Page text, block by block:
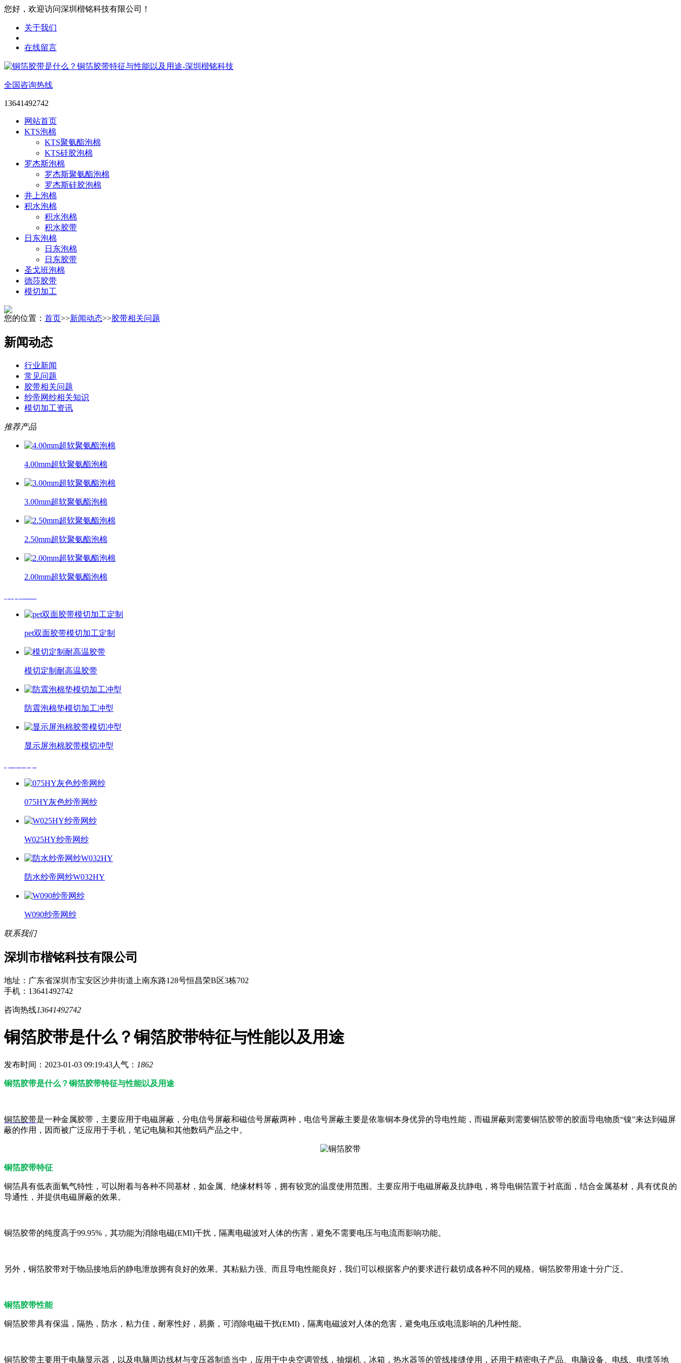
您好，欢迎访问深圳楷铭科技有限公司！
关于我们
在线留言
全国咨询热线
13641492742
网站首页
KTS泡棉
KTS聚氨酯泡棉
KTS硅胶泡棉
罗杰斯泡棉
罗杰斯聚氨酯泡棉
罗杰斯硅胶泡棉
井上泡棉
积水泡棉
积水泡棉
积水胶带
日东泡棉
日东泡棉
日东胶带
圣戈班泡棉
德莎胶带
模切加工
您的位置： 首页>>新闻动态>>胶带相关问题
新闻动态
行业新闻
常见问题
胶带相关问题
纱帝网纱相关知识
模切加工资讯
推荐产品
4.00mm超软聚氨酯泡棉
3.00mm超软聚氨酯泡棉
2.50mm超软聚氨酯泡棉
2.00mm超软聚氨酯泡棉
pet双面胶带模切加工定制
模切定制耐高温胶带
防震泡棉垫模切加工冲型
显示屏泡棉胶带模切冲型
075HY灰色纱帝网纱
W025HY纱帝网纱
防水纱帝网纱W032HY
W090纱帝网纱
联系我们
深圳市楷铭科技有限公司
地址：广东省深圳市宝安区沙井街道上南东路128号恒昌荣B区3栋702
手机：13641492742
咨询热线13641492742
铜箔胶带是什么？铜箔胶带特征与性能以及用途
发布时间：2023-01-03 09:19:43人气： 1862
铜箔胶带是什么？铜箔胶带特征与性能以及用途
铜箔胶带是一种金属胶带，主要应用于电磁屏蔽，分电信号屏蔽和磁信号屏蔽两种，电信号屏蔽主要是依靠铜本身优异的导电性能，而磁屏蔽则需要铜箔胶带的胶面导电物质“镍”来达到磁屏
蔽的作用，因而被广泛应用于手机，笔记电脑和其他数码产品之中。
铜箔胶带特征
铜箔具有低表面氧气特性，可以附着与各种不同基材，如金属、绝缘材料等，拥有较宽的温度使用范围。主要应用于电磁屏蔽及抗静电，将导电铜箔置于衬底面，结合金属基材，具有优良的
导通性，并提供电磁屏蔽的效果。
铜箔胶带的纯度高于99.95%，其功能为消除电磁(EMI)干扰，隔离电磁波对人体的伤害，避免不需要电压与电流而影响功能。
另外，铜箔胶带对于物品接地后的静电泄放拥有良好的效果。其粘贴力强、而且导电性能良好，我们可以根据客户的要求进行裁切成各种不同的规格。铜箔胶带用途十分广泛。
铜箔胶带性能
铜箔胶带具有保温，隔热，防水，粘力佳，耐寒性好，易撕，可消除电磁干扰(EMI)，隔离电磁波对人体的危害，避免电压或电流影响的几种性能。
铜箔胶带主要用于电脑显示器，以及电脑周边线材与变压器制造当中，应用于中央空调管线，抽烟机，冰箱，热水器等的管线接缝使用，还用于精密电子产品、电脑设备、电线、电缆等地